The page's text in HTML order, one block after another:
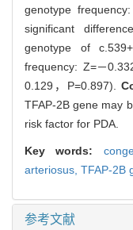
genotype
significant
genotype of
frequency: Z=－
0.129，P=0.897).
TFAP-2B gene may
risk factor for PDA.
Key words:
arteriosus, TFAP-2B
参考文献